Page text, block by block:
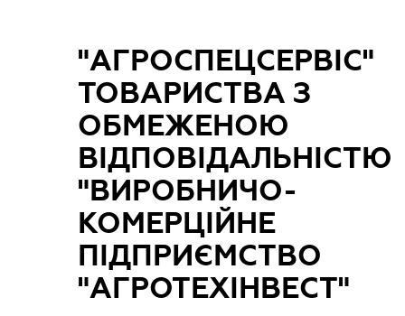
"АГРОСПЕЦСЕРВІС"
ТОВАРИСТВА З
ОБМЕЖЕНОЮ
ВІДПОВІДАЛЬНІСТЮ
"ВИРОБНИЧО-
КОМЕРЦІЙНЕ
ПІДПРИЄМСТВО
"АГРОТЕХІНВЕСТ"